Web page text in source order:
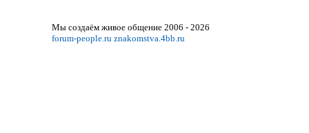
Мы создаём живое общение 2006 - 2026
forum-people.ru znakomstva.4bb.ru